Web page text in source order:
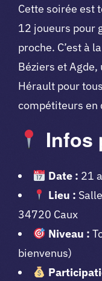
Cette soirée est
12 joueurs pour
proche. C’est à
Béziers et Agde,
Hérault pour
compétiteurs en
Infos
Date : 21
Lieu :
34720 Caux
Niveau :
bienvenus)